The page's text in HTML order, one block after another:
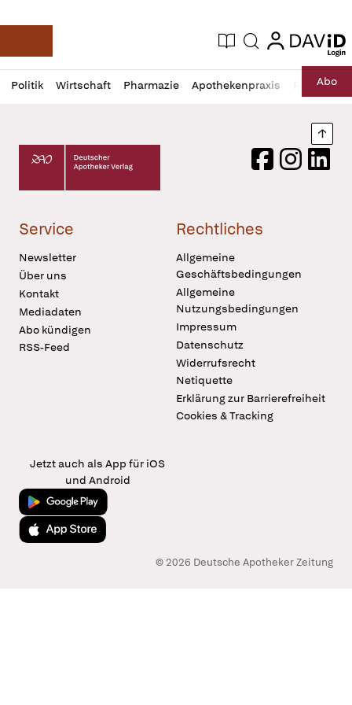
Deutsche Apotheker Zeitung
Aktuelle Ausgabe
Suche login
login
Politik Wirtschaft Pharmazie Apothekenpraxis RechtAbo
Profil
öffnen
Daz
Pur
Deutscher Apotheker Verlag Logo
FacebookInstagram
Service
Newsletter
Über uns
Kontakt
Mediadaten
Abo kündigen
RSS-Feed
Rechtliches
Allgemeine
Geschäftsbedingungen
Allgemeine
Nutzungsbedingungen
Impressum
Datenschutz
Widerrufsrecht
Netiquette
Erklärung zur Barrierefreiheit
Cookies & Tracking
Jetzt auch als App für iOS
und Android
Jetzt bei Google Play
Laden im App Store
© 2026 Deutsche Apotheker Zeitung